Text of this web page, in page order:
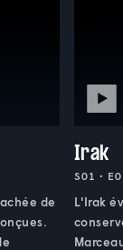
de
Irak
S01 •
L'Irak